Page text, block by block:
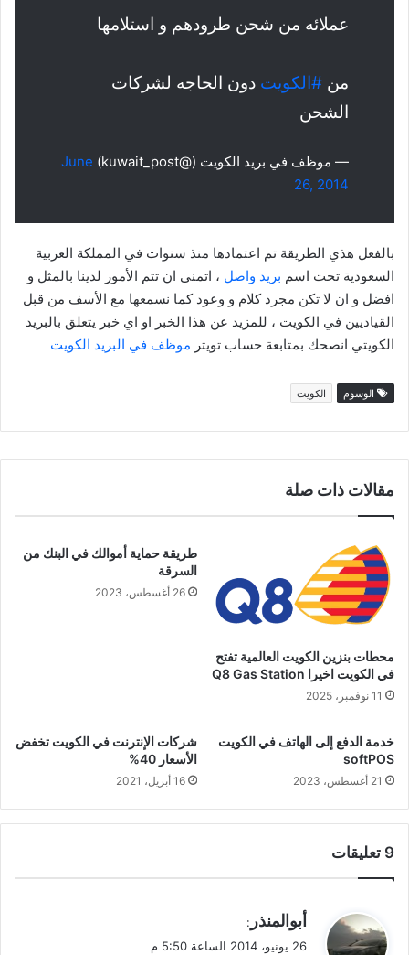
عملائه من شحن طرودهم و استلامها
من #الكويت دون الحاجه لشركات
الشحن
— موظف في بريد الكويت (@kuwait_post)
June
26, 2014
بالفعل هذي الطريقة تم اعتمادها منذ سنوات في المملكة العربية
السعودية تحت اسم بريد واصل ، اتمنى ان تتم الأمور لدينا بالمثل و
افضل و ان لا تكن مجرد كلام و وعود كما نسمعها مع الأسف من قبل
القياديين في الكويت ، للمزيد عن هذا الخبر او اي خبر يتعلق بالبريد
الكويتي انصحك بمتابعة حساب تويتر موظف في البريد الكويت
الوسوم الكويت
مقالات ذات صلة
محطات بنزين الكويت العالمية تفتح
في الكويت اخيرا Q8 Gas Station
11 نوفمبر، 2025
طريقة حماية أموالك في البنك من
السرقة
26 أغسطس، 2023
خدمة الدفع إلى الهاتف في الكويت
softPOS
21 أغسطس، 2023
شركات الإنترنت في الكويت تخفض
الأسعار 40%
16 أبريل، 2021
‫9 تعليقات
يأبوالمنذر :
26 يونيو، 2014 الساعة 5:50 م